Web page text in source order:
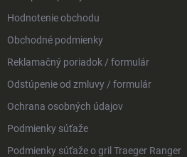
Hodnotenie obchodu
Obchodné podmienky
Reklamačný poriadok / formulár
Odstúpenie od zmluvy / formulár
Ochrana osobných údajov
Podmienky súťaže
Podmienky súťaže o gril Traeger Ranger